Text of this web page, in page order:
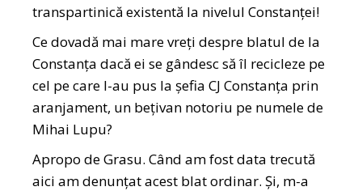
transpartinică existentă la nivelul Constanței!
Ce dovadă mai mare vreți despre blatul de la
Constanța dacă ei se gândesc să îl recicleze pe
cel pe care l-au pus la șefia CJ Constanța prin
aranjament, un bețivan notoriu pe numele de
Mihai Lupu?
Apropo de Grasu. Când am fost data trecută
aici am denunțat acest blat ordinar. Și, m-a